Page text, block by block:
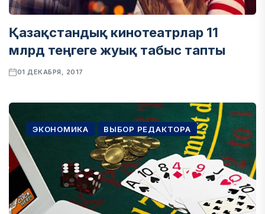
Қазақстандық кинотеатрлар 11
млрд теңгеге жуық табыс тапты
01 ДЕКАБРЯ, 2017
ЭКОНОМИКА ВЫБОР РЕДАКТОРА